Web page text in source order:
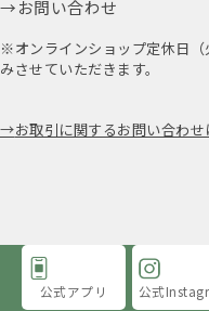
お問い合わせ
※オンラインショップ定休日
みさせていただきます。
お取引に関するお問い合わせ
公式アプリ 公式